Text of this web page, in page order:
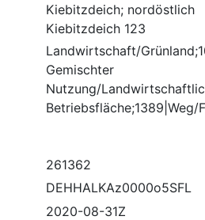
Kiebitzdeich; nordöstlich
Kiebitzdeich 123
Landwirtschaft/
Gemischter
Nutzung/
Betriebsfläche;1389|Weg/
261362
DEHHALKAz0000o5SFL
2020-08-31Z